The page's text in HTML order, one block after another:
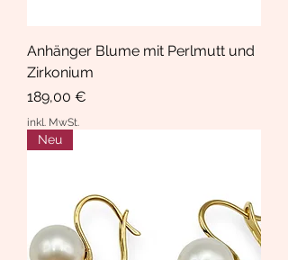
Anhänger Blume mit Perlmutt und
Zirkonium
Preis
189,00 €
inkl. MwSt.
Neu